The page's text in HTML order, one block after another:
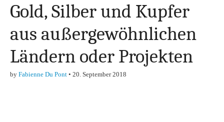
Finanzen,
Marketing-, Vertrieb-
& Investment-Tipps
Gold, Silber und Kupfer
aus außergewöhnlichen
Ländern oder Projekten
by Fabienne Du Pont • 20. September 2018